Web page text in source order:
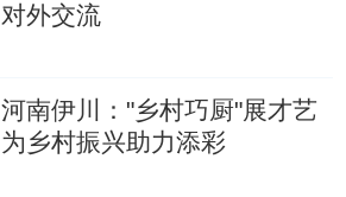
对外交流
河南伊川："乡村巧厨"展才艺
为乡村振兴助力添彩